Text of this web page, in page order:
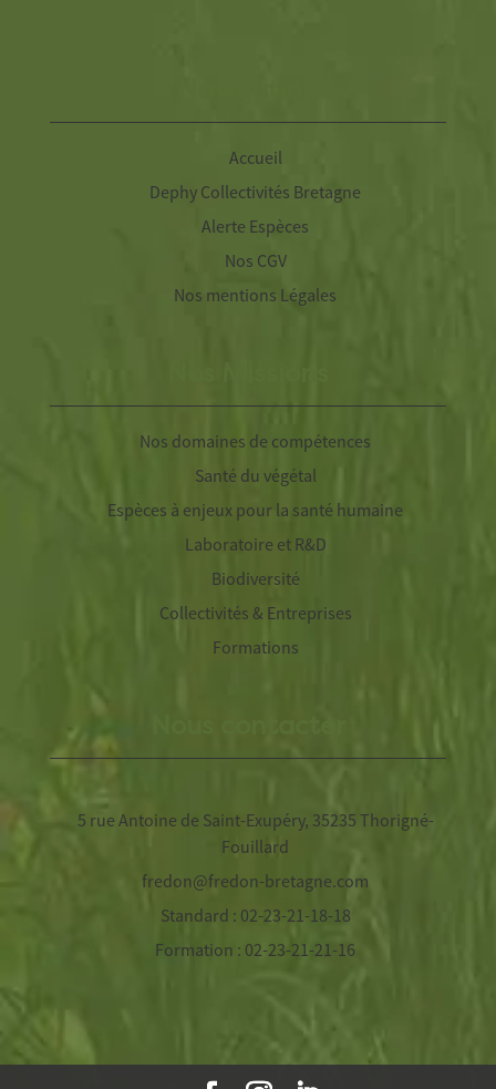
Accueil
Dephy Collectivités Bretagne
Alerte Espèces
Nos CGV
Nos mentions Légales
Nos domaines de compétences
Santé du végétal
Espèces à enjeux pour la santé humaine
Laboratoire et R&D
Biodiversité
Collectivités & Entreprises
Formations
5 rue Antoine de Saint-Exupéry, 35235 Thorigné-
Fouillard
fredon@fredon-bretagne.com
Standard : 02-23-21-18-18
Formation : 02-23-21-21-16